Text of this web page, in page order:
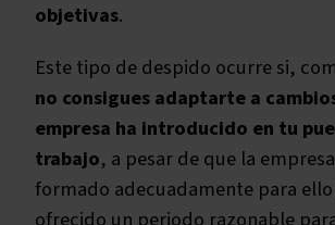
objetivas.
Este tipo de despido ocurre si,
no consigues adaptarte a
empresa ha introducido en tu
trabajo, a pesar de que la
formado adecuadamente para